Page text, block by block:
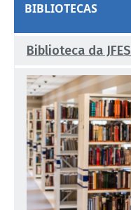
BIBLIOTECAS
Biblioteca da JFES